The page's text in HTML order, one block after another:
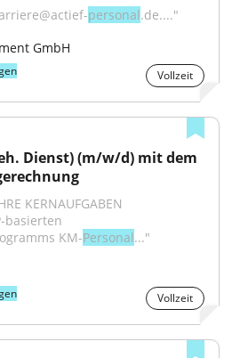
personal.de...."
GmbH
Vollzeit
Dienst) (m/w/d) mit dem
KERNAUFGABEN
basierten
KM-Personal..."
Vollzeit